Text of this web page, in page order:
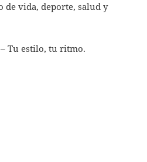
de vida, deporte, salud y
– Tu estilo, tu ritmo.